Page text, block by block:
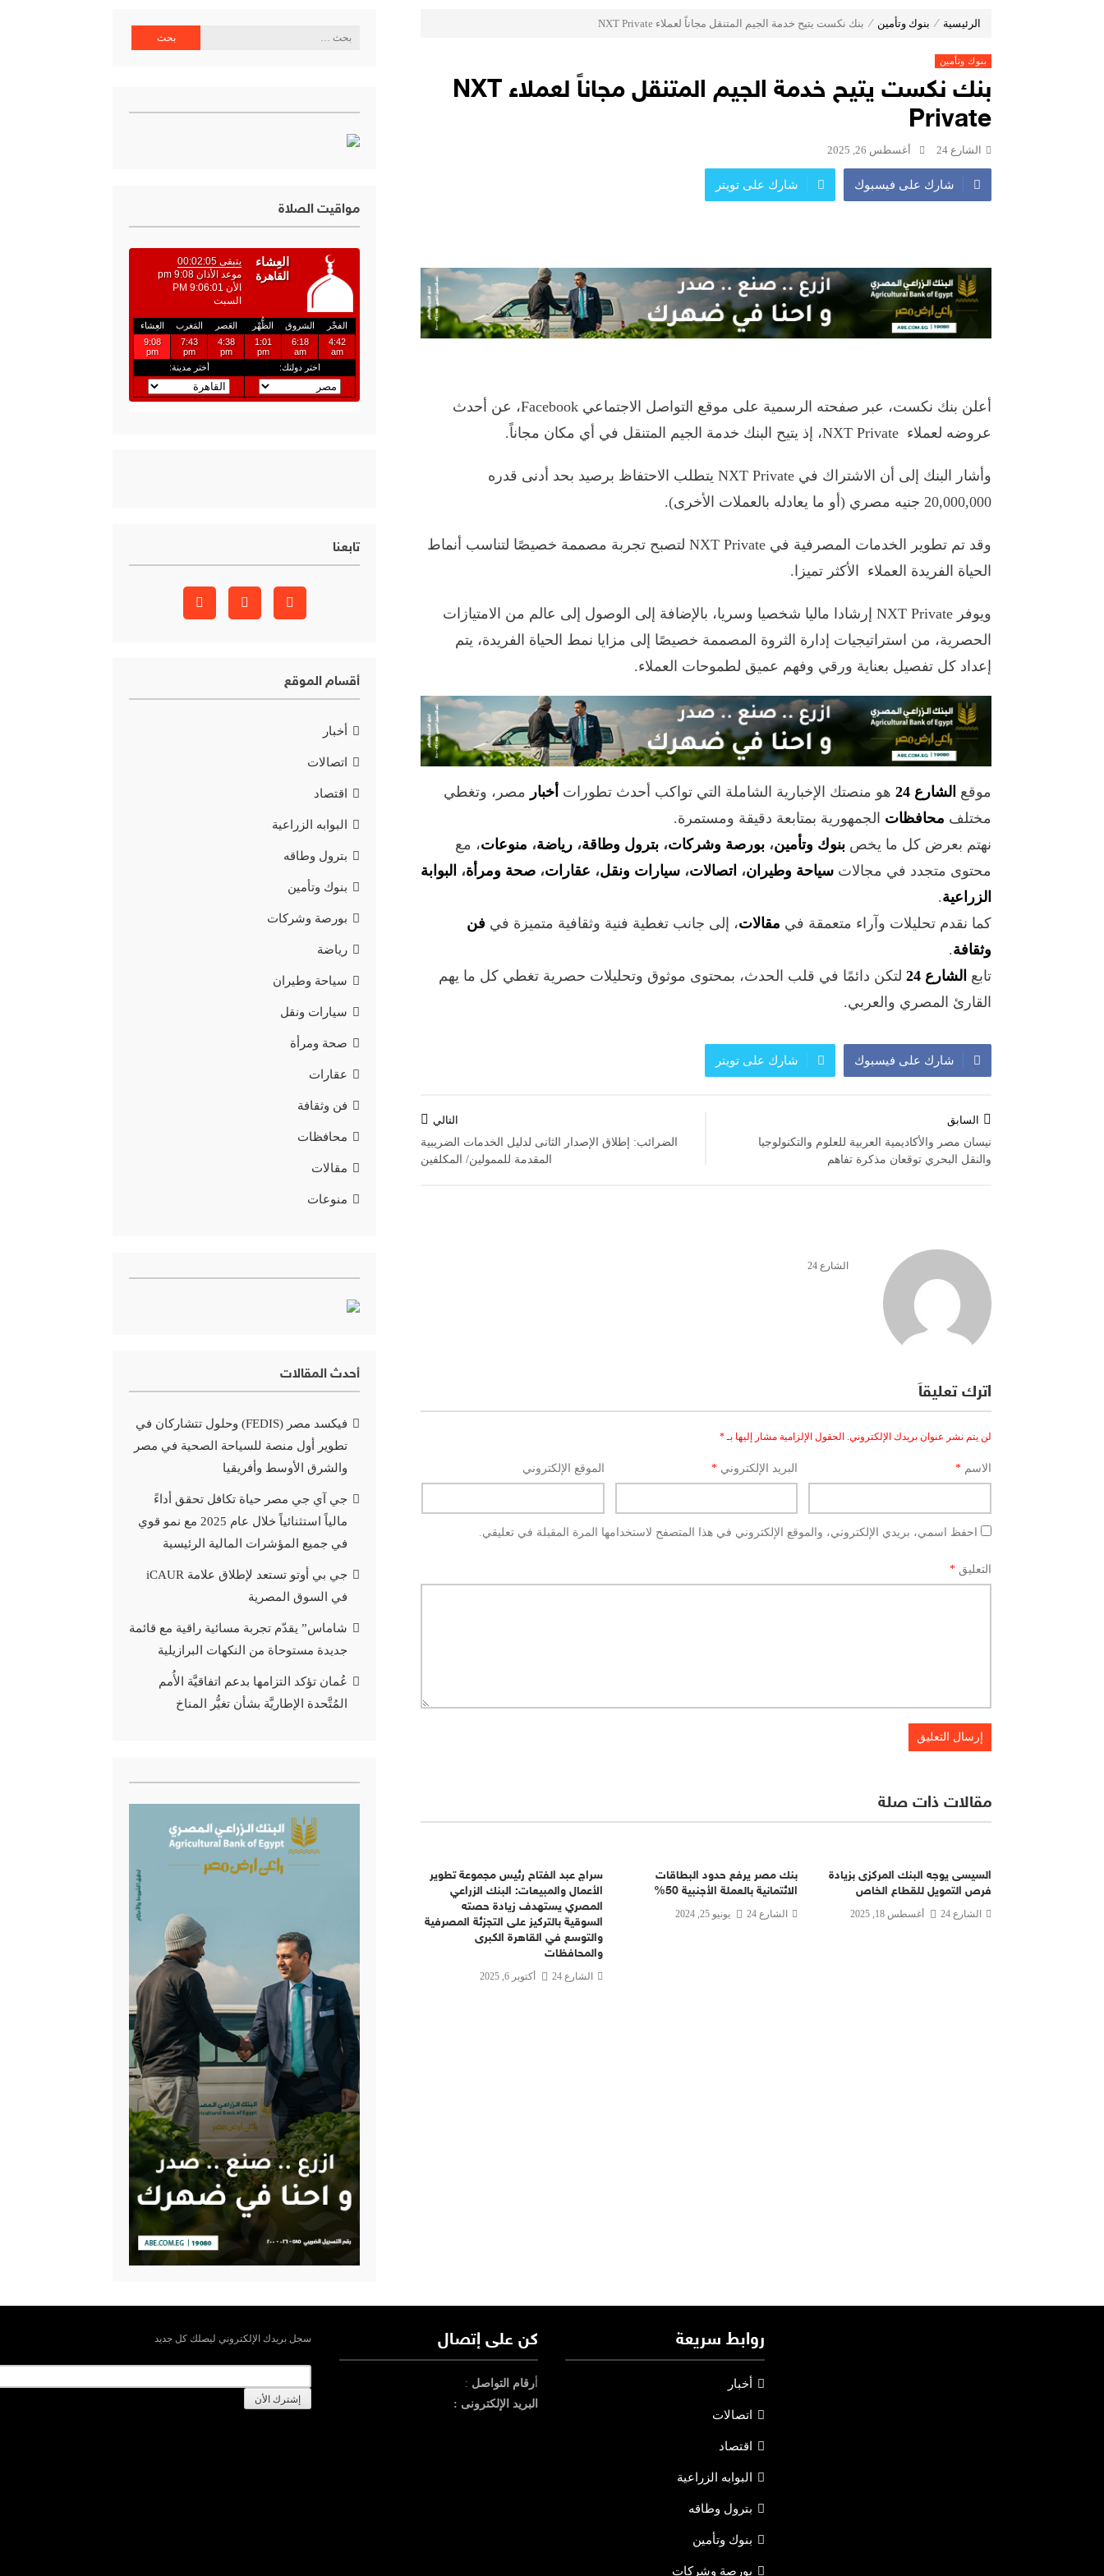
عُمان تؤكد التزامها بدعم اتفاقيَّة الأُمم المُتَّحدة الإطاريَّة بشأن تغيُّر المناخ
طلاب الميكاترونيات بالجامعة المصرية الروسية يقدمون 7 مشاريع واعدة
بنك مصر يشارك في فعالية “اليوم العالمي للشباب” ويقدم العديد من العروض المجانية دعمًا للشمول المالي تحت رعاية البنك المركزي المصري
الرئيسية ⁄ بنوك وتأمين ⁄ بنك نكست يتيح خدمة الجيم المتنقل مجاناً لعملاء NXT Private
بنوك وتأمين
بنك نكست يتيح خدمة الجيم المتنقل مجاناً لعملاء NXT
Private
الشارع 24 أغسطس 26, 2025
شارك على فيسبوك شارك على تويتر
أعلن بنك نكست، عبر صفحته الرسمية على موقع التواصل الاجتماعي Facebook، عن أحدث
عروضه لعملاء NXT Private، إذ يتيح البنك خدمة الجيم المتنقل في أي مكان مجاناً.
وأشار البنك إلى أن الاشتراك في NXT Private يتطلب الاحتفاظ برصيد بحد أدنى قدره
20,000,000 جنيه مصري (أو ما يعادله بالعملات الأخرى).
وقد تم تطوير الخدمات المصرفية في NXT Private لتصبح تجربة مصممة خصيصًا لتناسب أنماط
الحياة الفريدة العملاء الأكثر تميزا.
ويوفر NXT Private إرشادا ماليا شخصيا وسريا، بالإضافة إلى الوصول إلى عالم من الامتيازات
الحصرية، من استراتيجيات إدارة الثروة المصممة خصيصًا إلى مزايا نمط الحياة الفريدة، يتم
إعداد كل تفصيل بعناية ورقي وفهم عميق لطموحات العملاء.
موقع الشارع 24 هو منصتك الإخبارية الشاملة التي تواكب أحدث تطورات أخبار مصر، وتغطي
مختلف محافظات الجمهورية بمتابعة دقيقة ومستمرة.
نهتم بعرض كل ما يخص بنوك وتأمين، بورصة وشركات، بترول وطاقة، رياضة، منوعات، مع
محتوى متجدد في مجالات سياحة وطيران، اتصالات، سيارات ونقل، عقارات، صحة ومرأة، البوابة
الزراعية.
كما نقدم تحليلات وآراء متعمقة في مقالات، إلى جانب تغطية فنية وثقافية متميزة في فن
وثقافة.
تابع الشارع 24
لتكن دائمًا في قلب الحدث، بمحتوى موثوق وتحليلات حصرية تغطي كل ما يهم
القارئ المصري والعربي.
شارك على فيسبوك شارك على تويتر
المقالات
السابق
نيسان مصر والأكاديمية العربية للعلوم والتكنولوجيا
والنقل البحري توقعان مذكرة تفاهم
التالي
الضرائب: إطلاق الإصدار الثانى لدليل الخدمات الضريبية
المقدمة للممولين/ المكلفين
الشارع 24
اترك تعليقاً
لن يتم نشر عنوان بريدك الإلكتروني. الحقول الإلزامية مشار إليها بـ*
الاسم * البريد الإلكتروني * الموقع الإلكتروني
احفظ اسمي، بريدي الإلكتروني، والموقع الإلكتروني في هذا المتصفح لاستخدامها المرة المقبلة في تعليقي.
التعليق *
مقالات ذات صلة
السيسى يوجه البنك المركزى بزيادة
فرص التمويل للقطاع الخاص
الشارع 24 أغسطس 18, 2025
بنك مصر يرفع حدود البطاقات
الائتمانية بالعملة الأجنبية 50%
الشارع 24 يونيو 25, 2024
سراج عبد الفتاح رئيس مجموعة تطوير
الأعمال والمبيعات: البنك الزراعي
المصري يستهدف زيادة حصته
السوقية بالتركيز على التجزئة المصرفية
والتوسع في القاهرة الكبرى
والمحافظات
الشارع 24 أكتوبر 6, 2025
البحث
مواقيت الصلاة
تابعنا
أقسام الموقع
أخبار
اتصالات
اقتصاد
البوابه الزراعية
بترول وطاقه
بنوك وتأمين
بورصة وشركات
رياضة
سياحة وطيران
سيارات ونقل
صحة ومرأة
عقارات
فن وثقافة
محافظات
مقالات
منوعات
أحدث المقالات
فيكسد مصر (FEDIS) وحلول تتشاركان في
تطوير أول منصة للسياحة الصحية في مصر
والشرق الأوسط وأفريقيا
جي آي جي مصر حياة تكافل تحقق أداءً
مالياً استثنائياً خلال عام 2025 مع نمو قوي
في جميع المؤشرات المالية الرئيسية
جي بي أوتو تستعد لإطلاق علامة iCAUR
في السوق المصرية
شاماس” يقدّم تجربة مسائية راقية مع قائمة
جديدة مستوحاة من النكهات البرازيلية
عُمان تؤكد التزامها بدعم اتفاقيَّة الأُمم
المُتَّحدة الإطاريَّة بشأن تغيُّر المناخ
روابط سريعة
أخبار
اتصالات
اقتصاد
البوابه الزراعية
بترول وطاقه
بنوك وتأمين
بورصة وشركات
كن على إتصال
رقام التواصل :
البريد الإلكترونى :
سجل بريدك الإلكتروني ليصلك كل جديد